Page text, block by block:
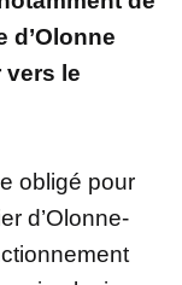
d’Olonne
vers le
obligé pour
d’Olonne-